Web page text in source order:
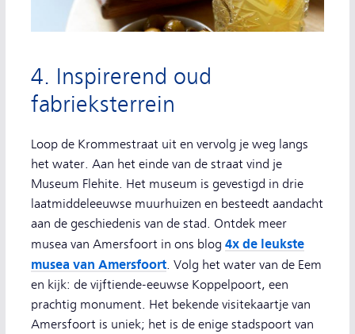
4. Inspirerend oud
fabrieksterrein
Loop de Krommestraat uit en vervolg je weg langs
het water. Aan het einde van de straat vind je
Museum Flehite. Het museum is gevestigd in drie
laatmiddeleeuwse muurhuizen en besteedt aandacht
aan de geschiedenis van de stad. Ontdek meer
musea van Amersfoort in ons blog 4x de leukste
musea van Amersfoort. Volg het water van de Eem
en kijk: de vijftiende-eeuwse Koppelpoort, een
prachtig monument. Het bekende visitekaartje van
Amersfoort is uniek; het is de enige stadspoort van